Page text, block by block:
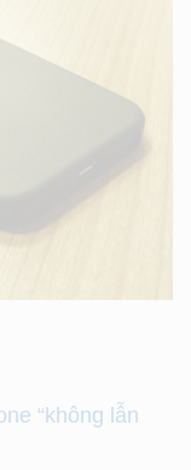
“không lẫn